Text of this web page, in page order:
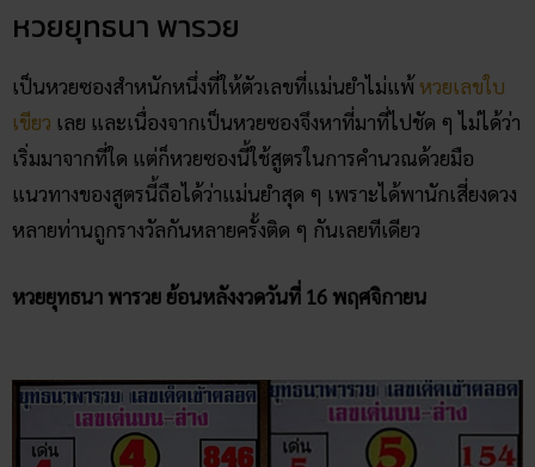
หวยยุทธนา พารวย
เป็นหวยซองสำหนักหนึ่งที่ให้ตัวเลขที่แม่นยำไม่แพ้หวยเลขใบ
เขียว เลย และเนื่องจากเป็นหวยซองจึงหาที่มาที่ไปชัด ๆ ไม่ได้ว่า
เริ่มมาจากที่ใด แต่ก็หวยซองนี้ใช้สูตรในการคำนวณด้วยมือ
แนวทางของสูตรนี้ถือได้ว่าแม่นยำสุด ๆ เพราะได้พานักเสี่ยงดวง
หลายท่านถูกรางวัลกันหลายครั้งติด ๆ กันเลยทีเดียว